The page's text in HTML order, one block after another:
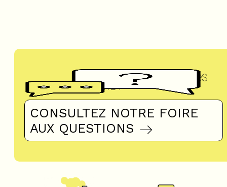
Questions fréquentes
UN DOUTE ?
CONSULTEZ NOTRE FOIRE
AUX QUESTIONS